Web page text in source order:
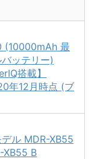
(10000mAh 最
ッテリー)
搭載】
年12月時点 (ブ
ル MDR-XB55
XB55 B